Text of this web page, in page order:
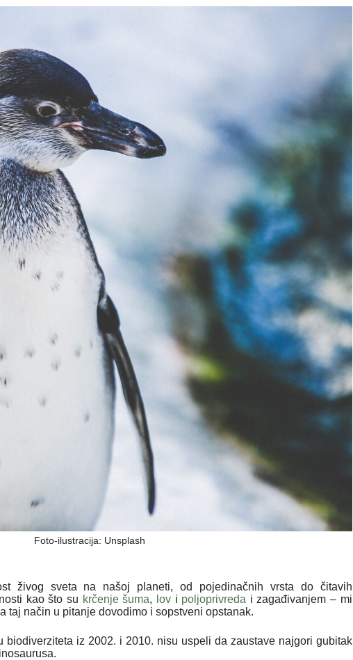
Foto-ilustracija: Unsplash
živog sveta na našoj planeti, od pojedinačnih vrsta do čitavih
kao što su krčenje šuma, lovi poljoprivreda i zagađivanjem – mi
taj način u pitanje dovodimo i sopstveni opstanak.
biodiverziteta iz 2002. i 2010. nisu uspeli da zaustave najgori gubitak